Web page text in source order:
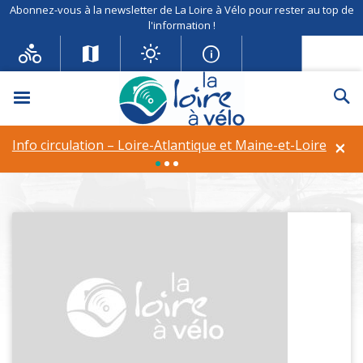
Abonnez-vous à la newsletter de La Loire à Vélo pour rester au top de
l'information !
Menu
×
Info circulation – Loire-Atlantique et Maine-et-Loire
Communes
fil d'Ariane
Un itinéraire de 900 km au bord de la Loire Communes